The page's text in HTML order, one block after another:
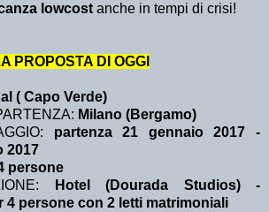
lowcost anche in tempi di crisi!
PROPOSTA DI OGGI
( Capo Verde)
Milano (Bergamo)
partenza 21 gennaio 2017 -
2017
persone
Hotel (Dourada Studios) -
4 persone con 2 letti matrimoniali